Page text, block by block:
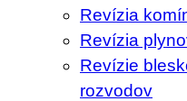
Revízia
Revízia
Revízie
rozvodov